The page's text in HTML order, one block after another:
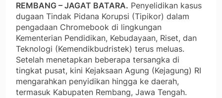
REMBANG – JAGAT BATARA. Penyelidikan kasus
dugaan Tindak Pidana Korupsi (Tipikor) dalam
pengadaan Chromebook di lingkungan
Kementerian Pendidikan, Kebudayaan, Riset, dan
Teknologi (Kemendikbudristek) terus meluas.
Setelah menetapkan beberapa tersangka di
tingkat pusat, kini Kejaksaan Agung (Kejagung) RI
mengarahkan penyidikan hingga ke daerah,
termasuk Kabupaten Rembang, Jawa Tengah.